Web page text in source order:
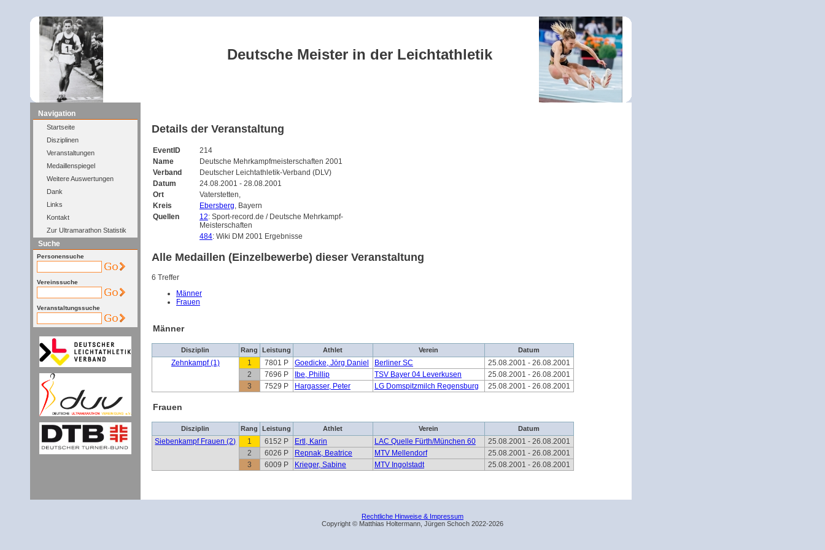
Deutsche Meister in der Leichtathletik
Navigation
Startseite
Disziplinen
Veranstaltungen
Medaillenspiegel
Weitere Auswertungen
Dank
Links
Kontakt
Zur Ultramarathon Statistik
Suche
Personensuche
Vereinssuche
Veranstaltungssuche
Details der Veranstaltung
EventID
214
Name
Deutsche Mehrkampfmeisterschaften 2001
Verband
Deutscher Leichtathletik-Verband (DLV)
Datum
24.08.2001 - 28.08.2001
Ort
Vaterstetten,
Kreis
Ebersberg , Bayern
Quellen
12: Sport-record.de / Deutsche Mehrkampf-
Meisterschaften
484: Wiki DM 2001 Ergebnisse
Alle Medaillen (Einzelbewerbe) dieser Veranstaltung
6 Treffer
Männer
Frauen
Männer
Disziplin Rang Leistung Athlet Verein Datum
Zehnkampf (1) 1 7801 P Goedicke, Jörg Daniel Berliner SC
25.08.2001 - 26.08.2001
2
7696 P Ibe, Phillip TSV Bayer 04 Leverkusen
25.08.2001 - 26.08.2001
3
7529 P Hargasser, Peter LG Domspitzmilch Regensburg 25.08.2001 - 26.08.2001
Frauen
Disziplin Rang Leistung Athlet Verein Datum
Siebenkampf Frauen (2) 1 6152 P Ertl, Karin LAC Quelle Fürth/München 60
25.08.2001 - 26.08.2001
2
6026 P Repnak, Beatrice MTV Mellendorf
25.08.2001 - 26.08.2001
3
6009 P Krieger, Sabine MTV Ingolstadt 25.08.2001 - 26.08.2001
Rechtliche Hinweise & Impressum
Copyright © Matthias Holtermann, Jürgen Schoch 2022-2026